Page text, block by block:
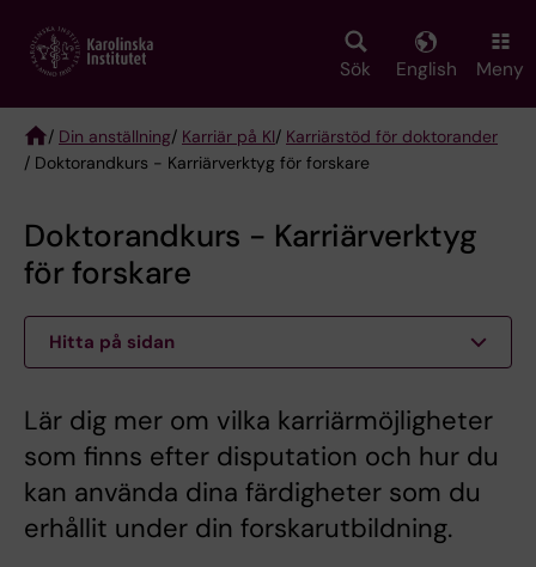
main
Sök English Meny
Breadcrumb
/ Din anställning/ Karriär på KI/ Karriärstöd för doktorander
/ Doktorandkurs - Karriärverktyg för forskare
Doktorandkurs - Karriärverktyg
för forskare
Hitta på sidan
Lär dig mer om vilka karriärmöjligheter
som finns efter disputation och hur du
kan använda dina färdigheter som du
erhållit under din forskarutbildning.